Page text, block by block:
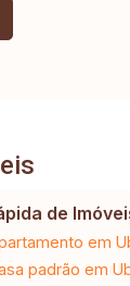
de
em
padrão em